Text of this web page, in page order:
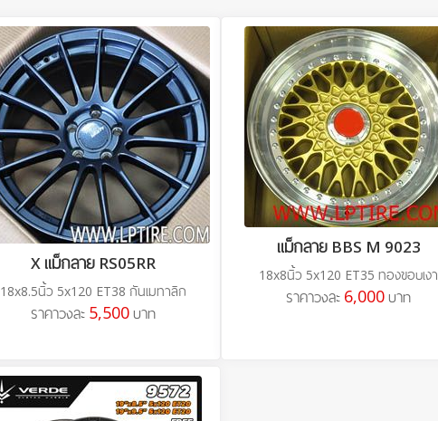
X แม็กลาย RS05RR
18x8.5นิ้ว 5x120 ET38 กันเมทาลิก
ราคาวงละ 5,500 บาท
แม็กลาย BBS M 9023
18x8นิ้ว 5x120 ET35 ทองขอบเงา
ราคาวงละ 6,000 บาท